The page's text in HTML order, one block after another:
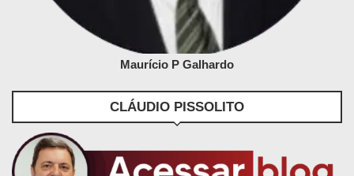
Maurício P Galhardo
CLÁUDIO PISSOLITO